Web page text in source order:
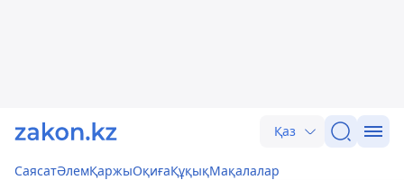
Қаз
СаясатӘлемҚаржыОқиғаҚұқықМақалалар